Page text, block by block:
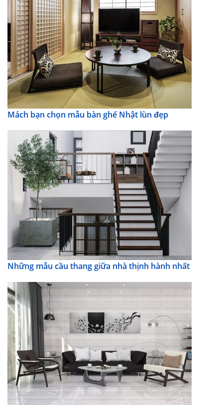
Mách bạn chọn mẫu bàn ghế Nhật lùn đẹp
Những mẫu cầu thang giữa nhà thịnh hành nhất